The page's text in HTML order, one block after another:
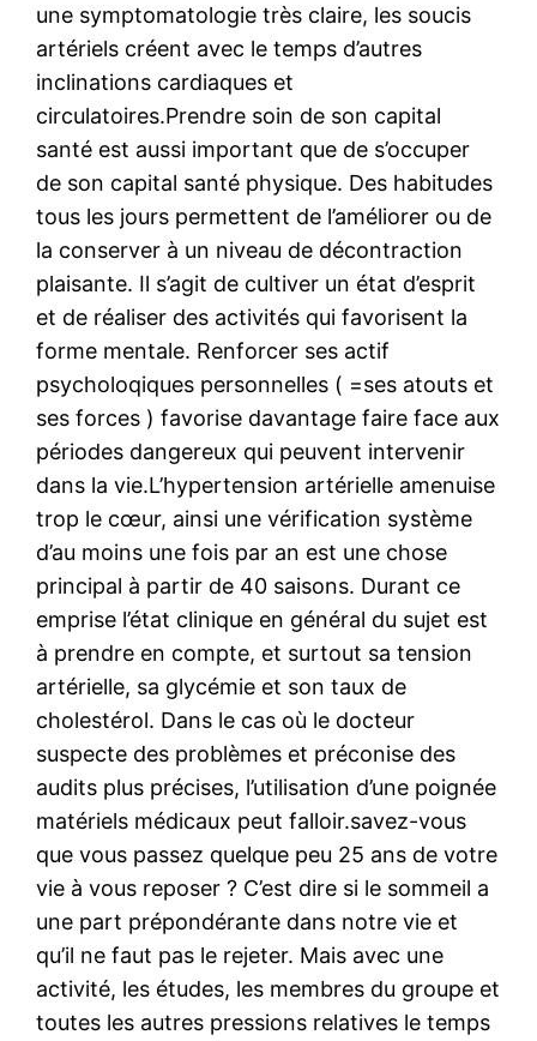
une symptomatologie très claire, les soucis
artériels créent avec le temps d’autres
inclinations cardiaques et
circulatoires.Prendre soin de son capital
santé est aussi important que de s’occuper
de son capital santé physique. Des habitudes
tous les jours permettent de l’améliorer ou de
la conserver à un niveau de décontraction
plaisante. Il s’agit de cultiver un état d’esprit
et de réaliser des activités qui favorisent la
forme mentale. Renforcer ses actif
psycholoqiques personnelles ( =ses atouts et
ses forces ) favorise davantage faire face aux
périodes dangereux qui peuvent intervenir
dans la vie.L’hypertension artérielle amenuise
trop le cœur, ainsi une vérification système
d’au moins une fois par an est une chose
principal à partir de 40 saisons. Durant ce
emprise l’état clinique en général du sujet est
à prendre en compte, et surtout sa tension
artérielle, sa glycémie et son taux de
cholestérol. Dans le cas où le docteur
suspecte des problèmes et préconise des
audits plus précises, l’utilisation d’une poignée
matériels médicaux peut falloir.savez-vous
que vous passez quelque peu 25 ans de votre
vie à vous reposer ? C’est dire si le sommeil a
une part prépondérante dans notre vie et
qu’il ne faut pas le rejeter. Mais avec une
activité, les études, les membres du groupe et
toutes les autres pressions relatives le temps